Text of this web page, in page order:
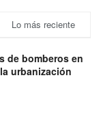
Lo más reciente
de bomberos en
urbanización